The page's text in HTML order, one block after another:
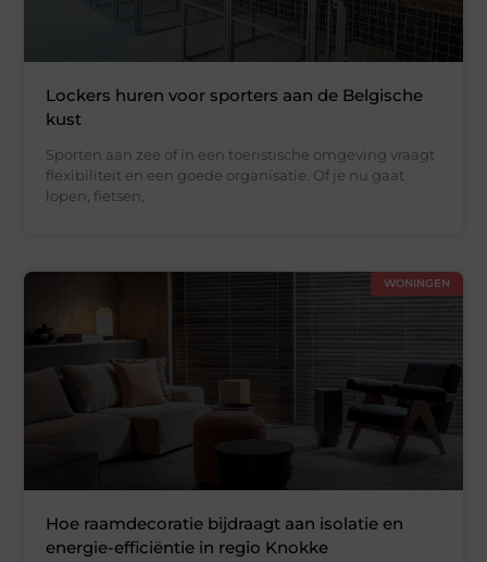
Lockers huren voor sporters aan de Belgische
kust
Sporten aan zee of in een toeristische omgeving vraagt
flexibiliteit en een goede organisatie. Of je nu gaat
lopen, fietsen,
WONINGEN
Hoe raamdecoratie bijdraagt aan isolatie en
energie-efficiëntie in regio Knokke